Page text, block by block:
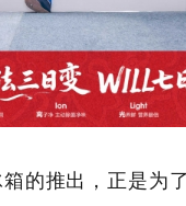
推出，正是为